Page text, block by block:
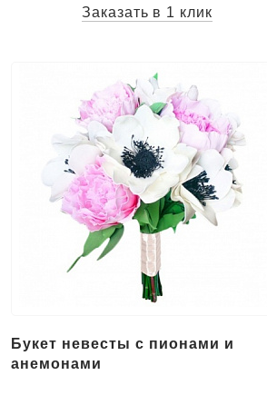
Заказать в 1 клик
Букет невесты с пионами и
анемонами